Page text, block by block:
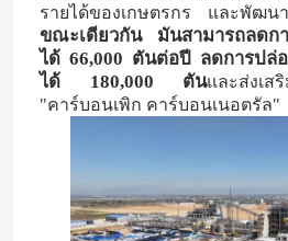
สินค้า
วิดีโอ
ทัวร์โรงงาน
รายได้ของเกษตรกร และพัฒน
ขณะเดียวกัน มันสามารถลดก
ได้ 66,000 ตันต่อปี ลดการปล่
ได้ 180,000 ตันและส่งเส
"คาร์บอนเพิก คาร์บอนเนอตรัล"